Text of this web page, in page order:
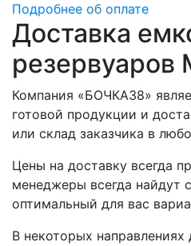
Подробнее об оплате
Доставка
резервуаров
Компания «БОЧКА38»
готовой продукции и
или склад заказчика в
Цены на доставку всегда
менеджеры всегда найдут
оптимальный для вас
В некоторых